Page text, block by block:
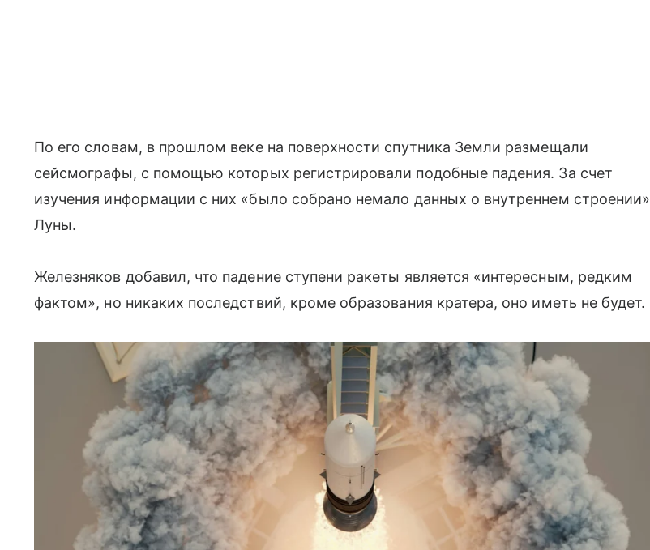
По его словам, в прошлом веке на поверхности спутника Земли размещали
сейсмографы, с помощью которых регистрировали подобные падения. За счет
изучения информации с них «было собрано немало данных о внутреннем строении»
Луны.
Железняков добавил, что падение ступени ракеты является «интересным, редким
фактом», но никаких последствий, кроме образования кратера, оно иметь не будет.